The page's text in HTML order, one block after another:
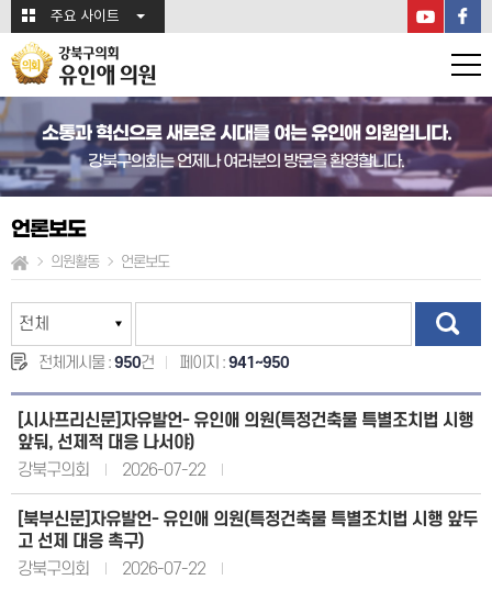
본문바로가기주요 사이트
강북구의회
유인애 의원
소통과 혁신으로 새로운 시대를 여는 유인애 의원입니다.
강북구의회는 언제나 여러분의 방문을 환영합니다.
언론보도
의원활동 언론보도
전체게시물 :950건 페이지 :941~950
[시사프리신문]자유발언- 유인애 의원(특정건축물 특별조치법 시행
앞둬, 선제적 대응 나서야)
강북구의회
2026-07-22
[북부신문]자유발언- 유인애 의원(특정건축물 특별조치법 시행 앞두
고 선제 대응 촉구)
강북구의회
2026-07-22